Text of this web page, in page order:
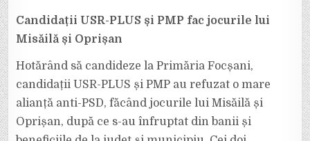
Candidații USR-PLUS și PMP fac jocurile lui
Misăilă și Oprișan
Hotărând să candideze la Primăria Focșani,
candidații USR-PLUS și PMP au refuzat o mare
alianță anti-PSD, făcând jocurile lui Misăilă și
Oprișan, după ce s-au înfruptat din banii și